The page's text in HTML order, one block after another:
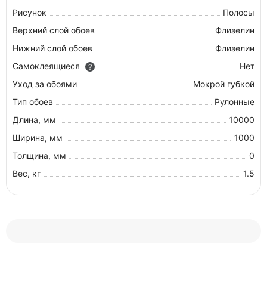
Рисунок
Полосы
Верхний слой обоев
Флизелин
Нижний слой обоев
Флизелин
Самоклеящиеся
?
Нет
Уход за обоями
Мокрой губкой
Тип обоев
Рулонные
Длина, мм
10000
Ширина, мм
1000
Толщина, мм
0
Вес, кг
1.5